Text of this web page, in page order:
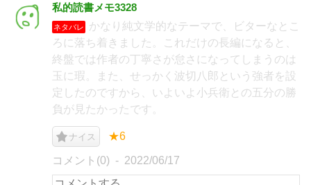
私的読書メモ3328
ネタバレ
かなり純文学的なテーマで、ビターなとこ
ろに落ち着きました。これだけの長編になると、
終盤では作者の丁寧さが怠さになってしまうのは
玉に瑕。また、せっかく波切八郎という強者を設
定したのですから、いよいよ小兵衛との五分の勝
負が見たかったです。
ナイス ★6
コメント(0) 2022/06/17